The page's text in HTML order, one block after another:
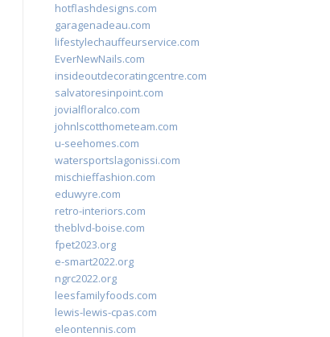
hotflashdesigns.com
garagenadeau.com
lifestylechauffeurservice.com
EverNewNails.com
insideoutdecoratingcentre.com
salvatoresinpoint.com
jovialfloralco.com
johnlscotthometeam.com
u-seehomes.com
watersportslagonissi.com
mischieffashion.com
eduwyre.com
retro-interiors.com
theblvd-boise.com
fpet2023.org
e-smart2022.org
ngrc2022.org
leesfamilyfoods.com
lewis-lewis-cpas.com
eleontennis.com